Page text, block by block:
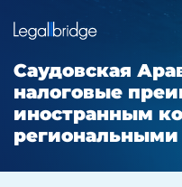
Саудовская
налоговые
иностранным